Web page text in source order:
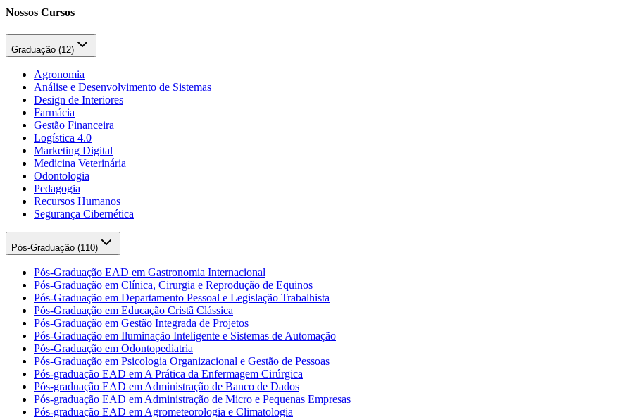
Nossos Cursos
Graduação (12)
Agronomia
Análise e Desenvolvimento de Sistemas
Design de Interiores
Farmácia
Gestão Financeira
Logística 4.0
Marketing Digital
Medicina Veterinária
Odontologia
Pedagogia
Recursos Humanos
Segurança Cibernética
Pós-Graduação (110)
Pós-Graduação EAD em Gastronomia Internacional
Pós-Graduação em Clínica, Cirurgia e Reprodução de Equinos
Pós-Graduação em Departamento Pessoal e Legislação Trabalhista
Pós-Graduação em Educação Cristã Clássica
Pós-Graduação em Gestão Integrada de Projetos
Pós-Graduação em Iluminação Inteligente e Sistemas de Automação
Pós-Graduação em Odontopediatria
Pós-Graduação em Psicologia Organizacional e Gestão de Pessoas
Pós-graduação EAD em A Prática da Enfermagem Cirúrgica
Pós-graduação EAD em Administração de Banco de Dados
Pós-graduação EAD em Administração de Micro e Pequenas Empresas
Pós-graduação EAD em Agrometeorologia e Climatologia